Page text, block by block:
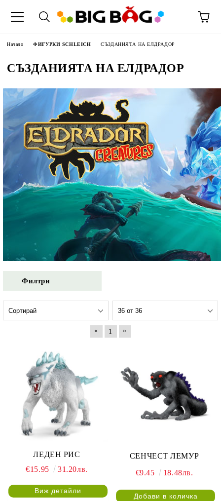
Начало ФИГУРКИ SCHLEICH СЪЗДАНИЯТА НА ЕЛДРАДОР
СЪЗДАНИЯТА НА ЕЛДРАДОР
Филтри
« 1 »
ЛЕДЕН РИС
€15.95
31.20лв.
Виж детайли
СЕНЧЕСТ ЛЕМУР
€9.45
18.48лв.